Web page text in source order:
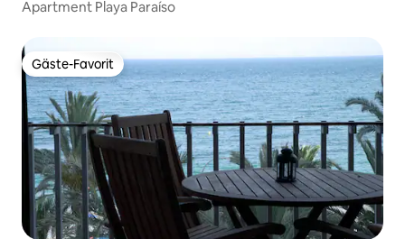
Apartment Playa Paraíso
Gäste-Favorit
Gäste-Favorit